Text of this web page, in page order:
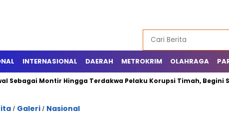
INTERNASIONAL DAERAH METROKRIM OLAHRAGA
Montir Hingga Terdakwa Pelaku Korupsi Timah, Begini
/ Galeri / Nasional